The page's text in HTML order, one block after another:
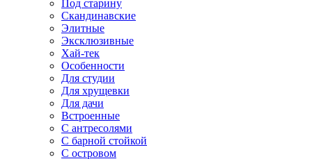
Под старину
Скандинавские
Элитные
Эксклюзивные
Хай-тек
Особенности
Для студии
Для хрущевки
Для дачи
Встроенные
С антресолями
С барной стойкой
С островом